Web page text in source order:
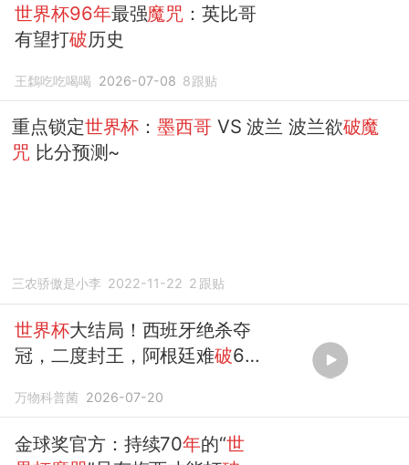
世界杯96年最强魔咒 ：英比哥
有望打破历史
王鶔吃吃喝喝 2026-07-08 8跟贴
重点锁定世界杯 ：墨西哥VS 波兰 波兰欲破魔
咒 比分预测~
三农骄傲是小李 2022-11-22 2 跟贴
世界杯大结局！西班牙绝杀夺
冠，二度封王，阿根廷难破64
万物科普菌 2026-07-20
金球奖官方：持续70年的“世